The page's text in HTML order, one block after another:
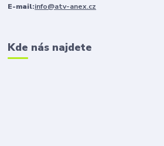
E-mail:info@atv-anex.cz
Kde nás najdete